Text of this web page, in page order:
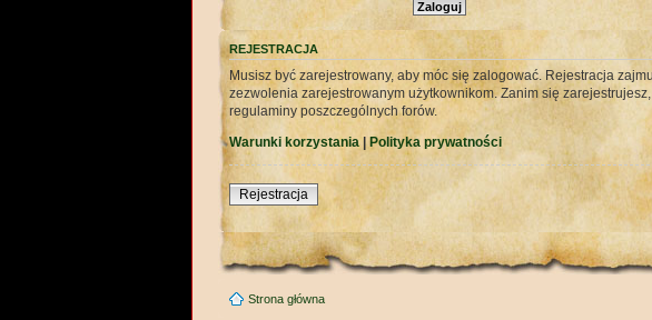
REJESTRACJA
Musisz być zarejestrowany, aby móc się zalogować. Rejestracja
zezwolenia zarejestrowanym użytkownikom. Zanim się
regulaminy poszczególnych forów.
Warunki korzystania|Polityka prywatności
Rejestracja
Strona główna